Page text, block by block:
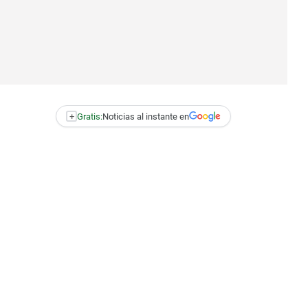
+ Gratis:Noticias al instante en